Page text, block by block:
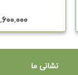
نشانی ما